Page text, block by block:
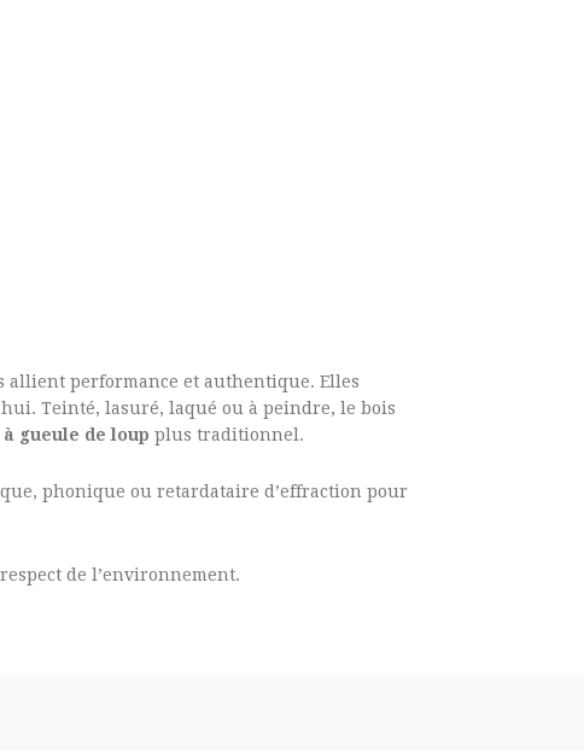
allient performance et authentique. Elles
Teinté, lasuré, laqué ou à peindre, le bois
à gueule de loup plus traditionnel.
phonique ou retardataire d’effraction pour
de l’environnement.